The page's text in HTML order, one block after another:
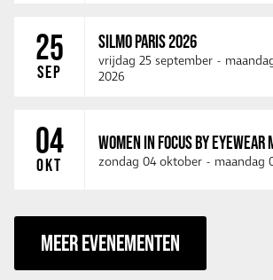
25
SEP
SILMO PARIS 2026
vrijdag 25 september -
2026
04
OKT
WOMEN IN FOCUS BY EYEWEAR
zondag 04 oktober - maandag
MEER EVENEMENTEN